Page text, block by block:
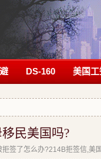
DS-160 美国工
民美国吗?
签了怎么办?214B拒签信,美